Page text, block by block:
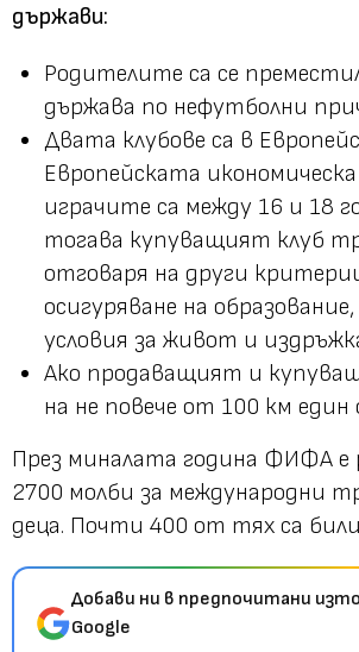
държави:
Родителите са се
държава по нефутболни
Двата клубове са в
Европейската
играчите са между 16 и 18
тогава купуващият клуб
отговаря на други
осигуряване на
условия за живот и
Ако продаващият и
на не повече от 100 км един
През миналата година ФИФА е
2700 молби за международни
деца. Почти 400 от тях са
Добави ни в предпочитани
Google